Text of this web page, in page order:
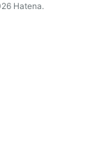
Hatena.